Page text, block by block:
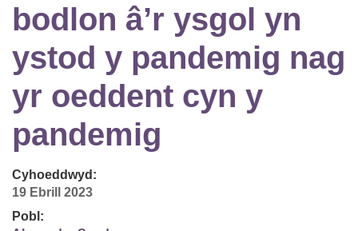
bodlon â’r ysgol yn
ystod y pandemig nag
yr oeddent cyn y
pandemig
Cyhoeddwyd:
19 Ebrill 2023
Pobl: